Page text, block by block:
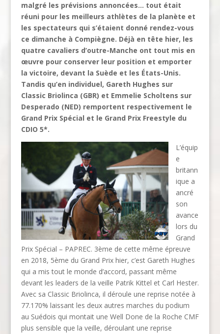
malgré les prévisions annoncées… tout était
réuni pour les meilleurs athlètes de la planète et
les spectateurs qui s’étaient donné rendez-vous
ce dimanche à Compiègne. Déjà en tête hier, les
quatre cavaliers d’outre-Manche ont tout mis en
œuvre pour conserver leur position et emporter
la victoire, devant la Suède et les États-Unis.
Tandis qu’en individuel, Gareth Hughes sur
Classic Briolinca (GBR) et Emmelie Scholtens sur
Desperado (NED) remportent respectivement le
Grand Prix Spécial et le Grand Prix Freestyle du
CDIO 5*.
L’équip
e
britann
ique a
ancré
son
avance
lors du
Grand
Prix Spécial – PAPREC. 3ème de cette même épreuve
en 2018, 5ème du Grand Prix hier, c’est Gareth Hughes
qui a mis tout le monde d’accord, passant même
devant les leaders de la veille Patrik Kittel et Carl Hester.
Avec sa Classic Briolinca, il déroule une reprise notée à
77.170% laissant les deux autres marches du podium
au Suédois qui montait une Well Done de la Roche CMF
plus sensible que la veille, déroulant une reprise